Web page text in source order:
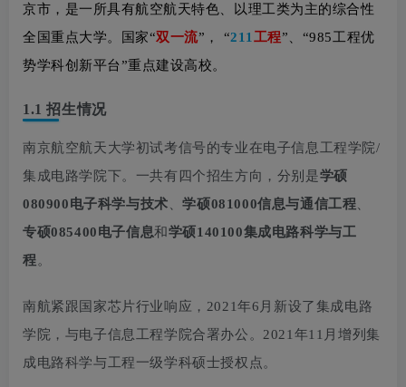
京市，是一所具有航空航天特色、以理工类为主的综合性
全国重点大学。国家“双一流”， “211 工程”、“985工程优
势学科创新平台”重点建设高校。
1.1 招生情况
南京航空航天大学初试考信号的专业在电子信息工程学院/
集成电路学院下。一共有四个招生方向，分别是学硕
080900电子科学与技术 、学硕081000信息与通信工程
专硕085400电子信息和学硕140100集成电路科学与工
程。
南航紧跟国家芯片行业响应，2021年6月新设了 集成电路
学 院，与电子信息工程学院合署办公。2021年11月增列集
成电路科学与工程一级学科硕士授权点。